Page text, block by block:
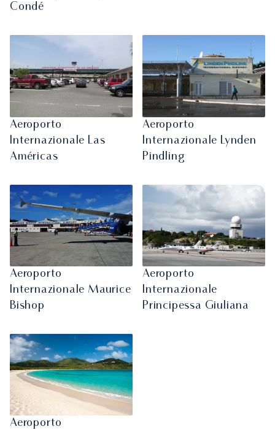
Condé
Aeroporto
Internazionale Las
Américas
Aeroporto
Internazionale Lynden
Pindling
Aeroporto
Internazionale Maurice
Bishop
Aeroporto
Internazionale
Principessa Giuliana
Aeroporto